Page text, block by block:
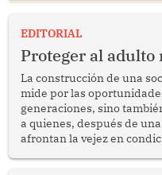
EDITORIAL
Proteger al adulto
La construcción de una
mide por las
generaciones, sino
a quienes, después de
afrontan la vejez en